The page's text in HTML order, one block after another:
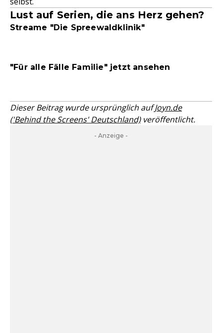
Lust auf Serien, die ans Herz gehen?
Streame "Die Spreewaldklinik"
"Für alle Fälle Familie" jetzt ansehen
Dieser Beitrag wurde ursprünglich aufJoyn.de
('Behind the Screens' Deutschland)veröffentlicht.
- Anzeige -